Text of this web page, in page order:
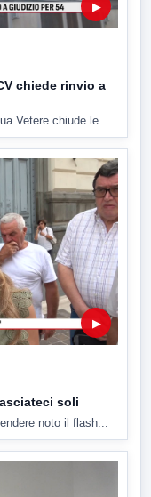
▶
chiede rinvio a
Vetere chiude le...
▶
soli
noto il flash...